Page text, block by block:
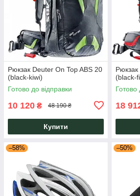
Рюкзак Deuter On Top ABS 20
(black-kiwi)
Готово до відправки
10 120 ₴ 48 190 ₴
Купити
(black-
Готово
18
–58% –50%